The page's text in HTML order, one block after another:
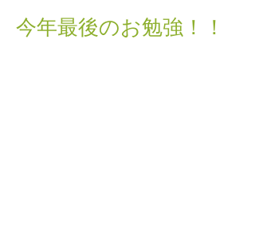
今年最後のお勉強！！